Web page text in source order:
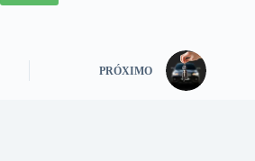
PRÓXIMO